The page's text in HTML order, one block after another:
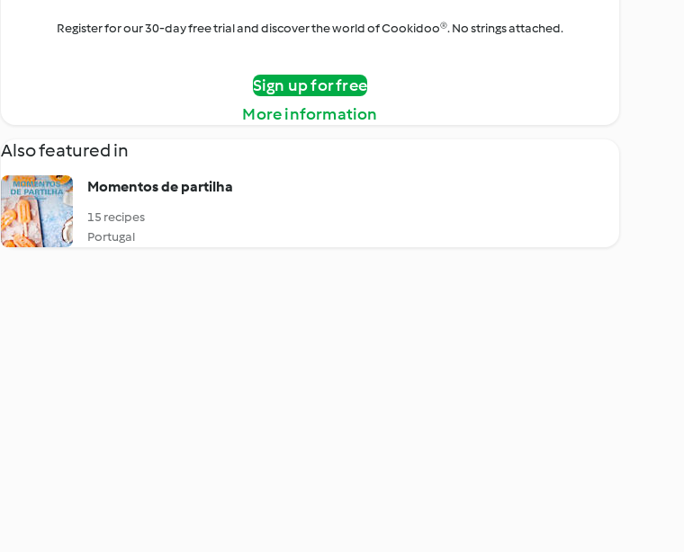
Register for our 30-day free trial and discover the world of Cookidoo®. No strings attached.
Sign up for free
More information
Also featured in
Momentos de partilha
15 recipes
Portugal